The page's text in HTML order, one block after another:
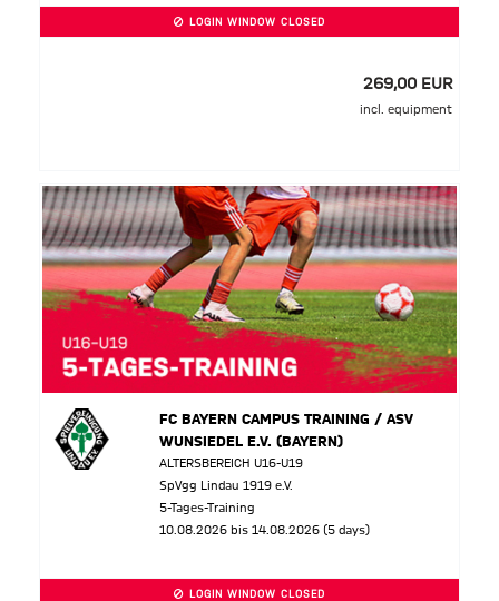
LOGIN WINDOW CLOSED
269,00 EUR
incl. equipment
FC BAYERN CAMPUS TRAINING / ASV
WUNSIEDEL E.V. (BAYERN)
ALTERSBEREICH U16-U19
SpVgg Lindau 1919 e.V.
5-Tages-Training
10.08.2026 bis 14.08.2026 (5 days)
LOGIN WINDOW CLOSED